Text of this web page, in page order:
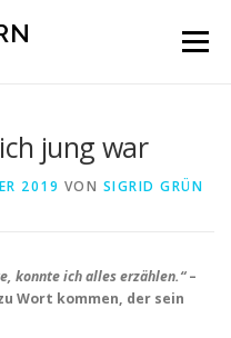
Menü
jung war
2019 VON SIGRID GRÜN
konnte ich alles erzählen.“–
Wort kommen, der sein